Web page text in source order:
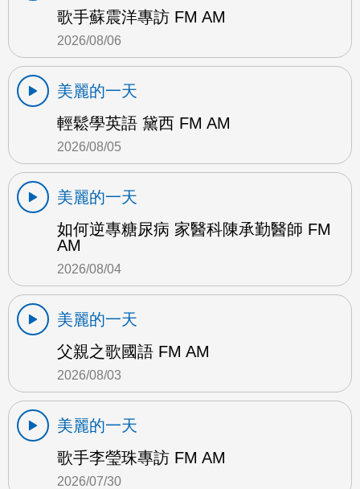
歌手蘇震洋專訪 FM AM
2026/08/06
美麗的一天
輕鬆學英語 黛西 FM AM
2026/08/05
美麗的一天
如何逆專糖尿病 家醫科陳承勤醫師 FM
AM
2026/08/04
美麗的一天
父親之歌國語 FM AM
2026/08/03
美麗的一天
歌手李瑩珠專訪 FM AM
2026/07/30